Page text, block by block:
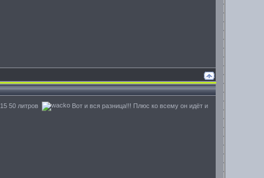
50 литров
Вот и вся разница!!! Плюс ко всему он идёт и